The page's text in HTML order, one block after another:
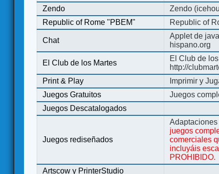
Zendo
Zendo
Republic of Rome "PBEM"
Republic of
Chat
Applet de
hispano.org
El Club de los Martes
El Club de
http://
Print & Play
Imprimir y
Juegos Gratuitos
Juegos
Juegos Descatalogados
Juegos rediseñados
juegos
comerciales
incluyáis
PROHIBIDO.
Artscow y PrinterStudio